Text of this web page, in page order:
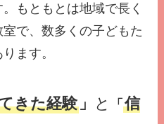
もともとは地域で長く
で、数多くの子どもた
ます。
きた経験 」 と 「信